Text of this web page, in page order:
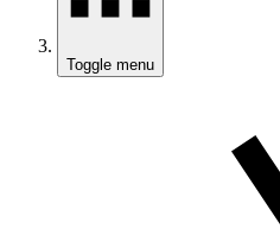
Toggle menu